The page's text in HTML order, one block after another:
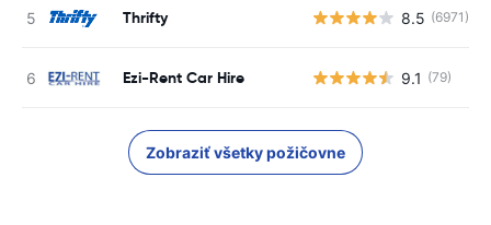
Thrifty 8.5 (6971)
Ezi-Rent Car Hire 9.1 (79)
Zobraziť všetky požičovne